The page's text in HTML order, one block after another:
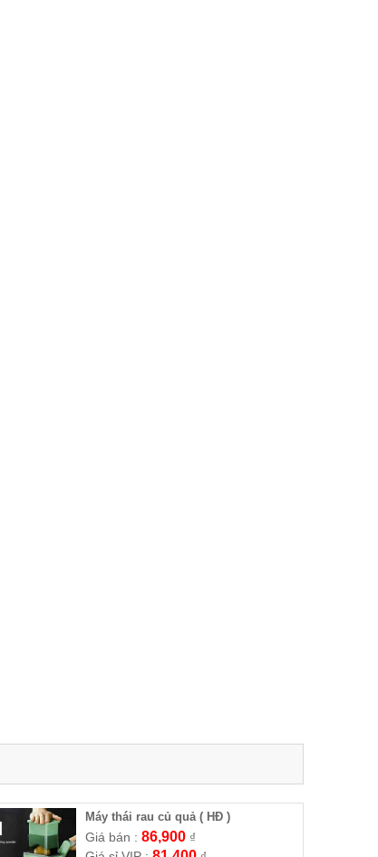
Máy thái rau củ quả ( HĐ )
Giá bán : 86,900₫